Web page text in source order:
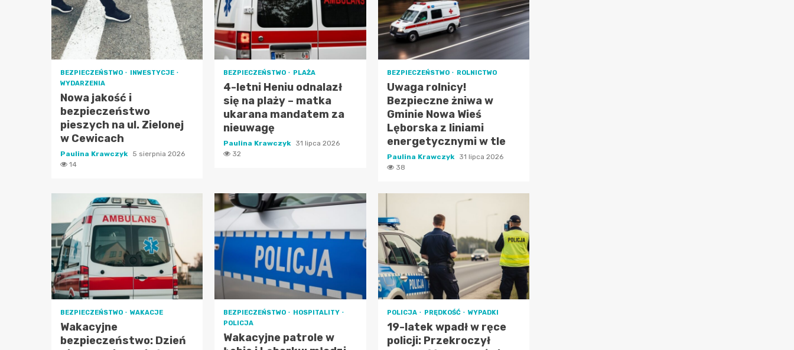
BEZPIECZEŃSTWO
INWESTYCJE
WYDARZENIA
Nowa jakość i
bezpieczeństwo
pieszych na ul. Zielonej
w Cewicach
Paulina Krawczyk 5 sierpnia 2026
14
BEZPIECZEŃSTWO PLAŻA
4-letni Heniu odnalazł
się na plaży – matka
ukarana mandatem za
nieuwagę
Paulina Krawczyk 31 lipca 2026
32
BEZPIECZEŃSTWO ROLNICTWO
Uwaga rolnicy!
Bezpieczne żniwa w
Gminie Nowa Wieś
Lęborska z liniami
energetycznymi w tle
Paulina Krawczyk 31 lipca 2026
38
BEZPIECZEŃSTWO WAKACJE
Wakacyjne
bezpieczeństwo: Dzień
BEZPIECZEŃSTWO
HOSPITALITY
POLICJA
Wakacyjne patrole w
POLICJA PRĘDKOŚĆ WYPADKI
19-latek wpadł w ręce
policji: Przekroczył